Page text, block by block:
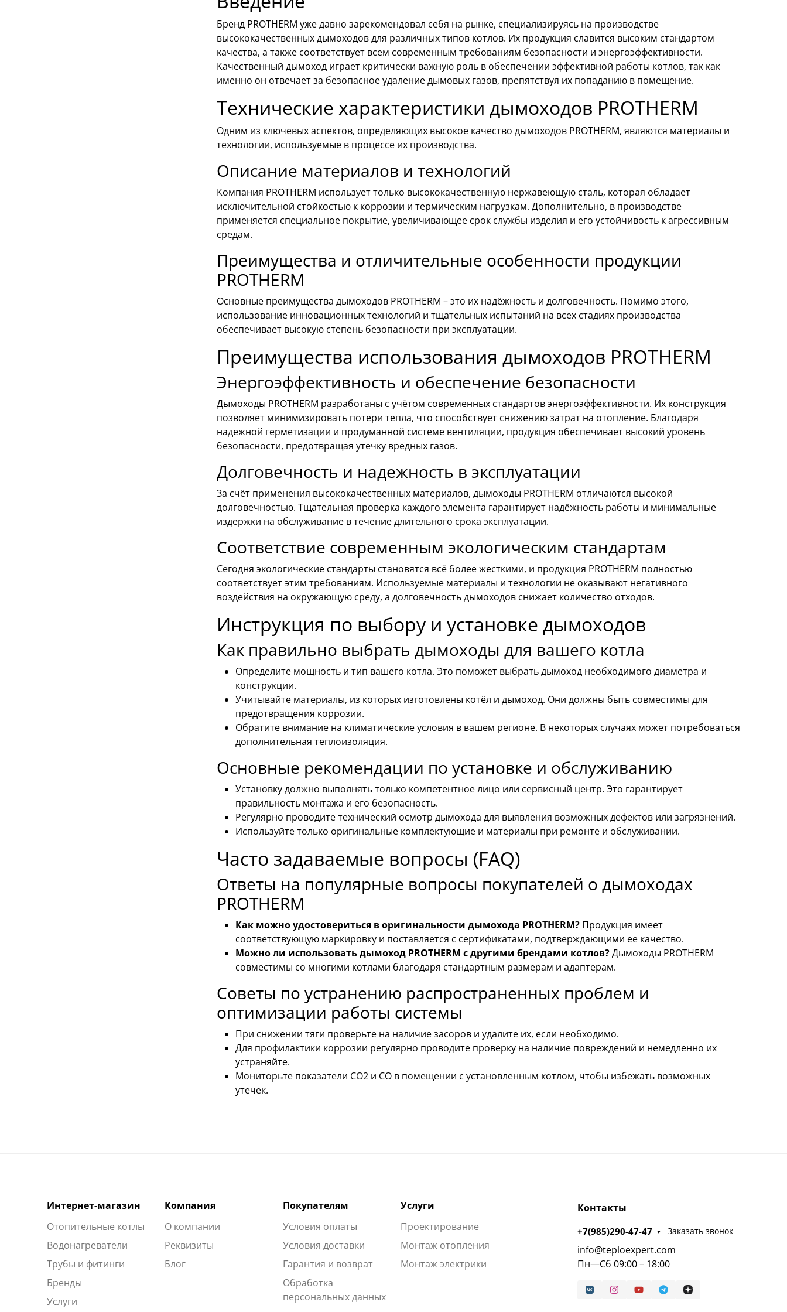
Бренд PROTHERM уже давно зарекомендовал себя на рынке, специализируясь на производстве
высококачественных дымоходов для различных типов котлов. Их продукция славится высоким стандартом
качества, а также соответствует всем современным требованиям безопасности и энергоэффективности.
Качественный дымоход играет критически важную роль в обеспечении эффективной работы котлов, так как
именно он отвечает за безопасное удаление дымовых газов, препятствуя их попаданию в помещение.
Технические характеристики дымоходов PROTHERM
Одним из ключевых аспектов, определяющих высокое качество дымоходов PROTHERM, являются материалы и
технологии, используемые в процессе их производства.
Описание материалов и технологий
Компания PROTHERM использует только высококачественную нержавеющую сталь, которая обладает
исключительной стойкостью к коррозии и термическим нагрузкам. Дополнительно, в производстве
применяется специальное покрытие, увеличивающее срок службы изделия и его устойчивость к агрессивным
средам.
Преимущества и отличительные особенности продукции
PROTHERM
Основные преимущества дымоходов PROTHERM – это их надёжность и долговечность. Помимо этого,
использование инновационных технологий и тщательных испытаний на всех стадиях производства
обеспечивает высокую степень безопасности при эксплуатации.
Преимущества использования дымоходов PROTHERM
Энергоэффективность и обеспечение безопасности
Дымоходы PROTHERM разработаны с учётом современных стандартов энергоэффективности. Их конструкция
позволяет минимизировать потери тепла, что способствует снижению затрат на отопление. Благодаря
надежной герметизации и продуманной системе вентиляции, продукция обеспечивает высокий уровень
безопасности, предотвращая утечку вредных газов.
Долговечность и надежность в эксплуатации
За счёт применения высококачественных материалов, дымоходы PROTHERM отличаются высокой
долговечностью. Тщательная проверка каждого элемента гарантирует надёжность работы и минимальные
издержки на обслуживание в течение длительного срока эксплуатации.
Соответствие современным экологическим стандартам
Сегодня экологические стандарты становятся всё более жесткими, и продукция PROTHERM полностью
соответствует этим требованиям. Используемые материалы и технологии не оказывают негативного
воздействия на окружающую среду, а долговечность дымоходов снижает количество отходов.
Инструкция по выбору и установке дымоходов
Как правильно выбрать дымоходы для вашего котла
Определите мощность и тип вашего котла. Это поможет выбрать дымоход необходимого диаметра и
конструкции.
Учитывайте материалы, из которых изготовлены котёл и дымоход. Они должны быть совместимы для
предотвращения коррозии.
Обратите внимание на климатические условия в вашем регионе. В некоторых случаях может потребоваться
дополнительная теплоизоляция.
Основные рекомендации по установке и обслуживанию
Установку должно выполнять только компетентное лицо или сервисный центр. Это гарантирует
правильность монтажа и его безопасность.
Регулярно проводите технический осмотр дымохода для выявления возможных дефектов или загрязнений.
Используйте только оригинальные комплектующие и материалы при ремонте и обслуживании.
Часто задаваемые вопросы (FAQ)
Ответы на популярные вопросы покупателей о дымоходах
PROTHERM
Как можно удостовериться в оригинальности дымохода PROTHERM? Продукция имеет
соответствующую маркировку и поставляется с сертификатами, подтверждающими ее качество.
Можно ли использовать дымоход PROTHERM с другими брендами котлов?Дымоходы PROTHERM
совместимы со многими котлами благодаря стандартным размерам и адаптерам.
Советы по устранению распространенных проблем и
оптимизации работы системы
При снижении тяги проверьте на наличие засоров и удалите их, если необходимо.
Для профилактики коррозии регулярно проводите проверку на наличие повреждений и немедленно их
устраняйте.
Мониторьте показатели CO2 и CO в помещении с установленным котлом, чтобы избежать возможных
утечек.
Интернет-магазин
Отопительные котлы
Водонагреватели
Трубы и фитинги
Бренды
Услуги
Компания
О компании
Реквизиты
Блог
Покупателям
Условия оплаты
Условия доставки
Гарантия и возврат
Обработка
персональных данных
Услуги
Проектирование
Монтаж отопления
Монтаж электрики
Контакты
+7(985)290-47-47 Заказать звонок
info@teploexpert.com
Пн—Сб 09:00 – 18:00